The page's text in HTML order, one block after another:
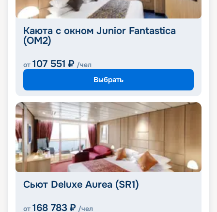
Каюта с окном Junior Fantastica
(OM2)
от 107 551 ₽ /чел
Выбрать
Сьют Deluxe Aurea (SR1)
от 168 783 ₽ /чел